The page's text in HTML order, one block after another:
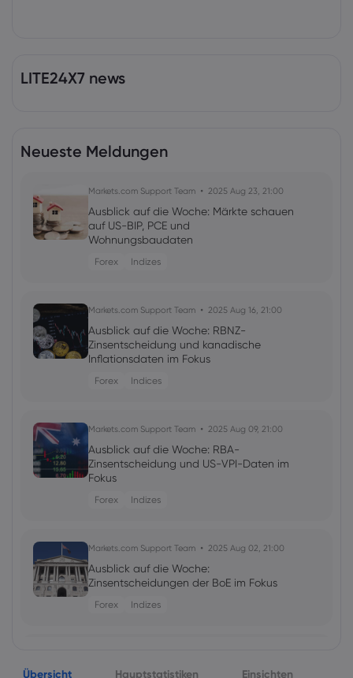
LITE24X7 news
Neueste Meldungen
Markets.com Support Team 2025 Aug 23, 21:00
Ausblick auf die Woche: Märkte schauen
auf US-BIP, PCE und
Wohnungsbaudaten
Forex Indizes
Markets.com Support Team 2025 Aug 16, 21:00
Ausblick auf die Woche: RBNZ-
Zinsentscheidung und kanadische
Inflationsdaten im Fokus
Forex Indices
Markets.com Support Team 2025 Aug 09, 21:00
Ausblick auf die Woche: RBA-
Zinsentscheidung und US-VPI-Daten im
Fokus
Forex Indizes
Markets.com Support Team 2025 Aug 02, 21:00
Ausblick auf die Woche:
Zinsentscheidungen der BoE im Fokus
Forex Indizes
Ausblick auf die Woche:
Übersicht Hauptstatistiken Einsichten